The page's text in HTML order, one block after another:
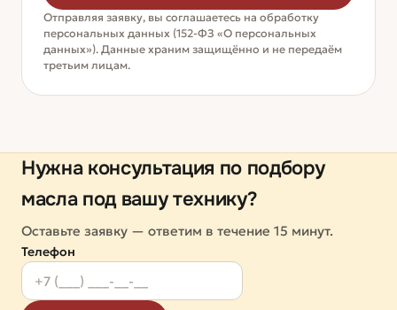
Отправляя заявку, вы соглашаетесь на обработку
персональных данных (152-ФЗ «О персональных
данных»). Данные храним защищённо и не передаём
третьим лицам.
Нужна консультация по подбору
масла под вашу технику?
Оставьте заявку — ответим в течение 15 минут.
Телефон